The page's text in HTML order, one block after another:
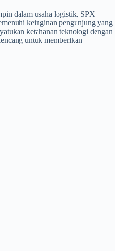
dalam usaha logistik, SPX
keinginan pengunjung yang
ketahanan teknologi dengan
untuk memberikan